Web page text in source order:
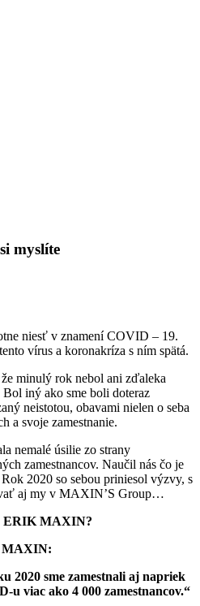
myslíte
niesť v znamení COVID – 19.
vírus a koronakríza s ním spätá.
minulý rok nebol ani zďaleka
iný ako sme boli doteraz
neistotou, obavami nielen o seba
a svoje zamestnanie.
nemalé úsilie zo strany
zamestnancov. Naučil nás čo je
2020 so sebou priniesol výzvy, s
aj my v MAXIN’S Group…
ERIK MAXIN?
2020 sme zamestnali aj napriek
u viac ako 4 000 zamestnancov.“